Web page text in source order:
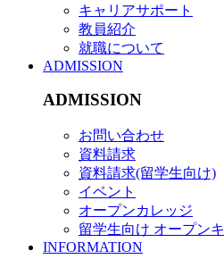
キャリアサポート
教員紹介
就職について
ADMISSION
ADMISSION
お問い合わせ
資料請求
資料請求(留学生向け)
イベント
オープンカレッジ
留学生向け オープン
INFORMATION